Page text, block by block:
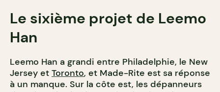
Le sixième projet de Leemo
Han
Leemo Han a grandi entre Philadelphie, le New
Jersey et Toronto, et Made-Rite est sa réponse
à un manque. Sur la côte est, les dépanneurs